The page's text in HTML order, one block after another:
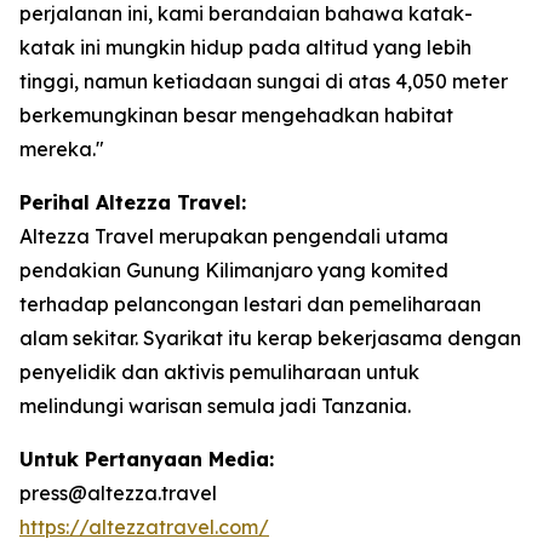
perjalanan ini, kami berandaian bahawa katak-
katak ini mungkin hidup pada altitud yang lebih
tinggi, namun ketiadaan sungai di atas 4,050 meter
berkemungkinan besar mengehadkan habitat
mereka."
Perihal Altezza Travel:
Altezza Travel merupakan pengendali utama
pendakian Gunung Kilimanjaro yang komited
terhadap pelancongan lestari dan pemeliharaan
alam sekitar. Syarikat itu kerap bekerjasama dengan
penyelidik dan aktivis pemuliharaan untuk
melindungi warisan semula jadi Tanzania.
Untuk Pertanyaan Media:
press@altezza.travel
https://altezzatravel.com/